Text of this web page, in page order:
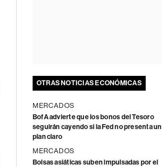
OTRAS NOTICIAS ECONÓMICAS
MERCADOS
BofA advierte que los bonos del Tesoro
seguirán cayendo si la Fed no presenta un
plan claro
MERCADOS
Bolsas asiáticas suben impulsadas por el